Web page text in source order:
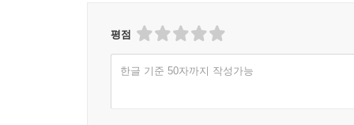
평점
한글 기준 50자까지 작성가능